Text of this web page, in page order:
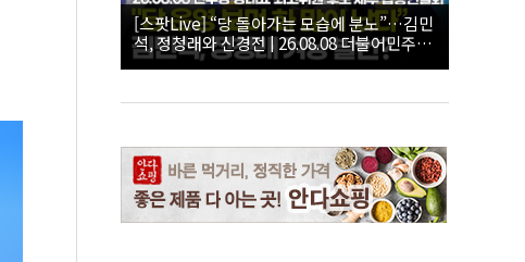
[스팟Live] “당 돌아가는 모습에 분노”…김민
석, 정청래와 신경전 | 26.08.08 더불어민주당
당대표·최고위원 후보 제주 합동연설회